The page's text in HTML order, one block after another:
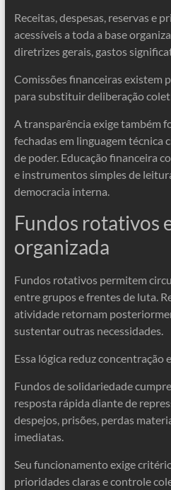
Receitas, despesas, reservas e
acessíveis a toda a base
diretrizes gerais, gastos
Comissões financeiras existem
para substituir deliberação
A transparência exige também
fechadas em linguagem técnica
de poder. Educação financeira
e instrumentos simples de
democracia interna.
Fundos rotativos
organizada
Fundos rotativos permitem
entre grupos e frentes de luta.
atividade retornam
sustentar outras necessidades.
Essa lógica reduz concentração
Fundos de solidariedade
resposta rápida diante de
despejos, prisões, perdas
imediatas.
Seu funcionamento exige
prioridades claras e controle